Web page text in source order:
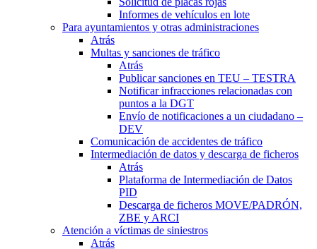
Informes de vehículos en lote
Para ayuntamientos y otras administraciones
Atrás
Multas y sanciones de tráfico
Atrás
Publicar sanciones en TEU – TESTRA
Notificar infracciones relacionadas con
puntos a la DGT
Envío de notificaciones a un ciudadano –
DEV
Comunicación de accidentes de tráfico
Intermediación de datos y descarga de ficheros
Atrás
Plataforma de Intermediación de Datos
PID
Descarga de ficheros MOVE/PADRÓN,
ZBE y ARCI
Atención a víctimas de siniestros
Atrás